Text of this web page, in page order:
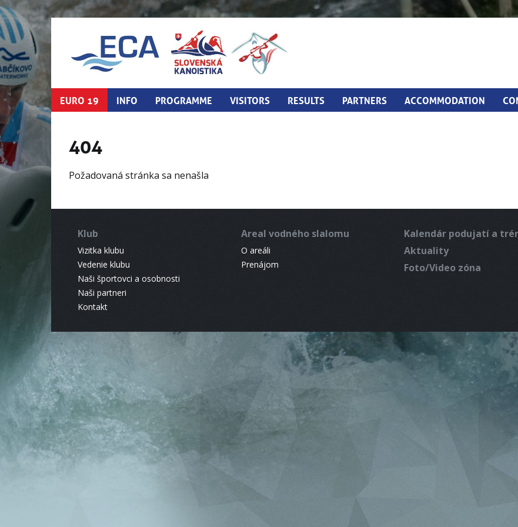
EURO 19 INFO PROGRAMME VISITORS RESULTS PARTNERS ACCOMMODATION
404
Požadovaná stránka sa nenašla
Klub
Vizitka klubu
Vedenie klubu
Naši športovci a osobnosti
Naši partneri
Kontakt
Areal vodného slalomu
O areáli
Prenájom
Kalendár podujatí a
Aktuality
Foto/Video zóna